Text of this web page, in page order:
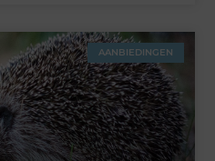
AANBIEDINGEN